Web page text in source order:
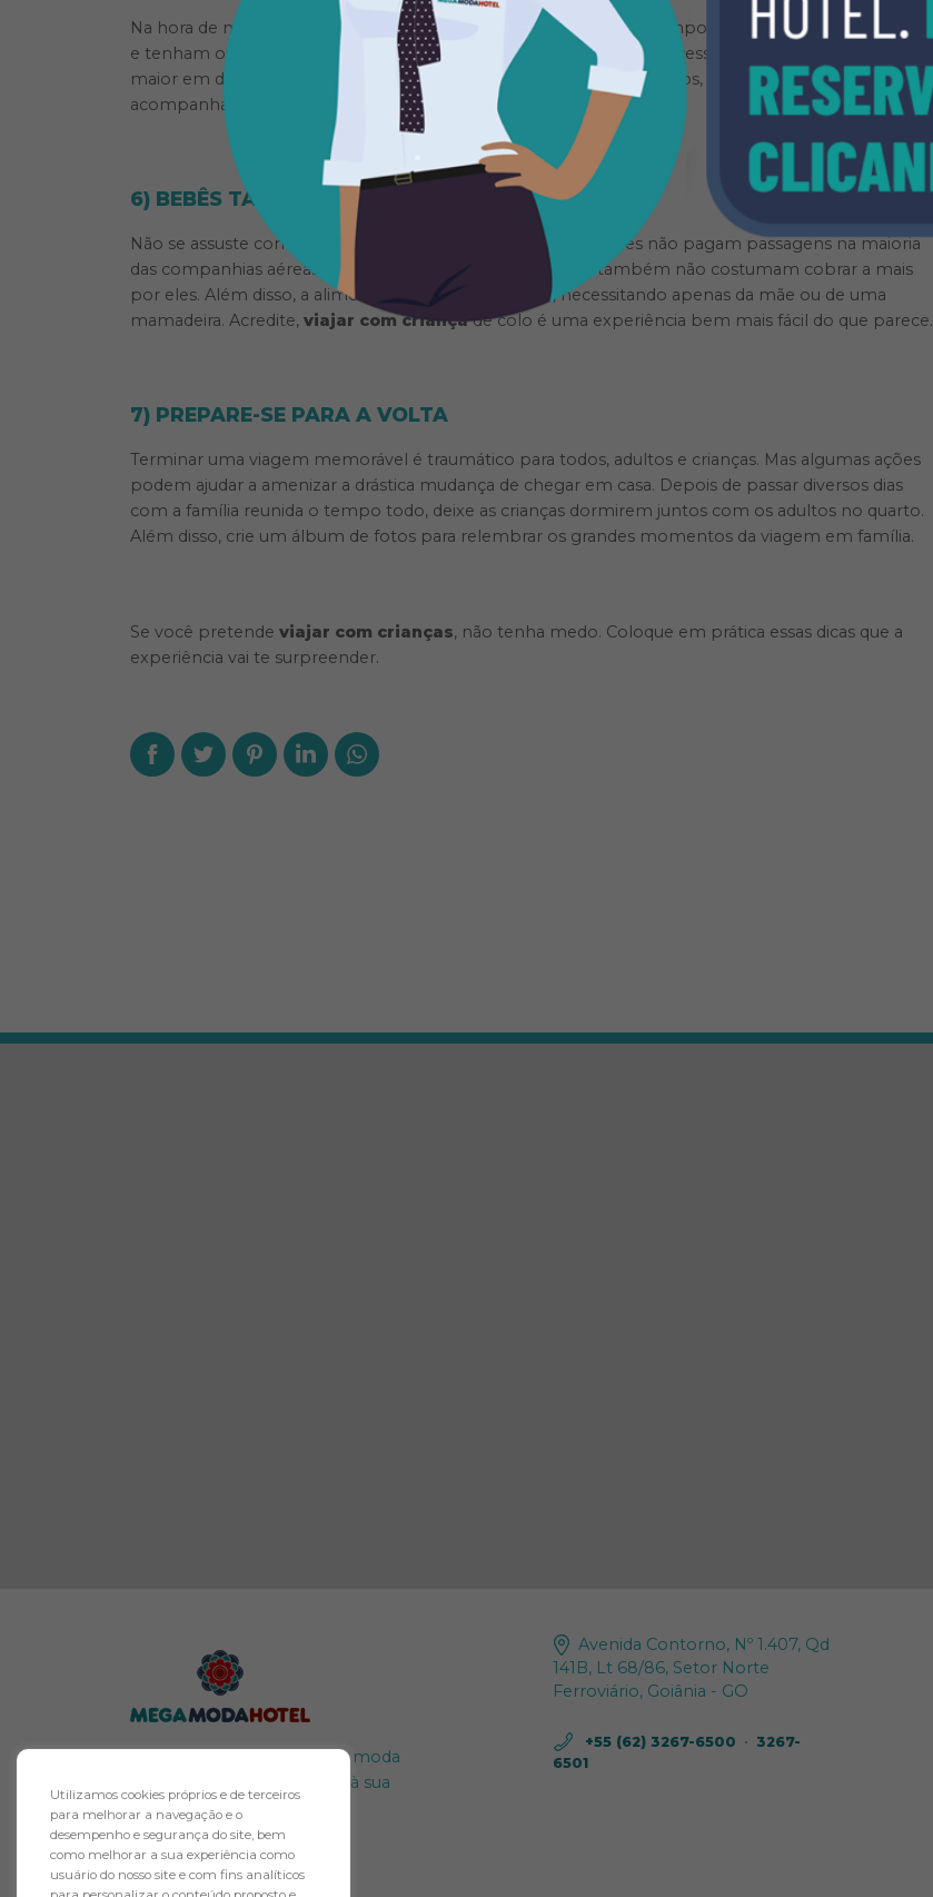
Na hora de montar a programação, lembre-se de todo mundo. É importante que todos se divirtam
e tenham os seus momentos durante a viagem. Às vezes, vai ser necessário passar um tempo
maior em determinado passeio para as crianças brincarem, em outros, as crianças terão que
acompanhar os adultos em museus ou nas compras, por exemplo.
6) BEBÊS TAMBÉM PODEM VIAJAR
Não se assuste com a ideia de viajar com um bebê de colo. Eles não pagam passagens na maioria
das companhias aéreas, se estiverem no colo, e os hotéis também não costumam cobrar a mais
por eles. Além disso, a alimentação deles é mais fácil, necessitando apenas da mãe ou de uma
mamadeira. Acredite, viajar com criançade colo é uma experiência bem mais fácil do que parece.
7) PREPARE-SE PARA A VOLTA
Terminar uma viagem memorável é traumático para todos, adultos e crianças. Mas algumas ações
podem ajudar a amenizar a drástica mudança de chegar em casa. Depois de passar diversos dias
com a família reunida o tempo todo, deixe as crianças dormirem juntos com os adultos no quarto.
Além disso, crie um álbum de fotos para relembrar os grandes momentos da viagem em família.
Se você pretende viajar com crianças, não tenha medo. Coloque em prática essas dicas que a
experiência vai te surpreender.
O maior polo atacadista de moda
do Brasil merece um hotel à sua
altura.
Avenida Contorno, Nº 1.407, Qd
141B, Lt 68/86, Setor Norte
Ferroviário, Goiânia - GO
+55 (62) 3267-6500 • 3267-
6501
Utilizamos cookies próprios e de terceiros
para melhorar a navegação e o
desempenho e segurança do site, bem
como melhorar a sua experiência como
usuário do nosso site e com fins analíticos